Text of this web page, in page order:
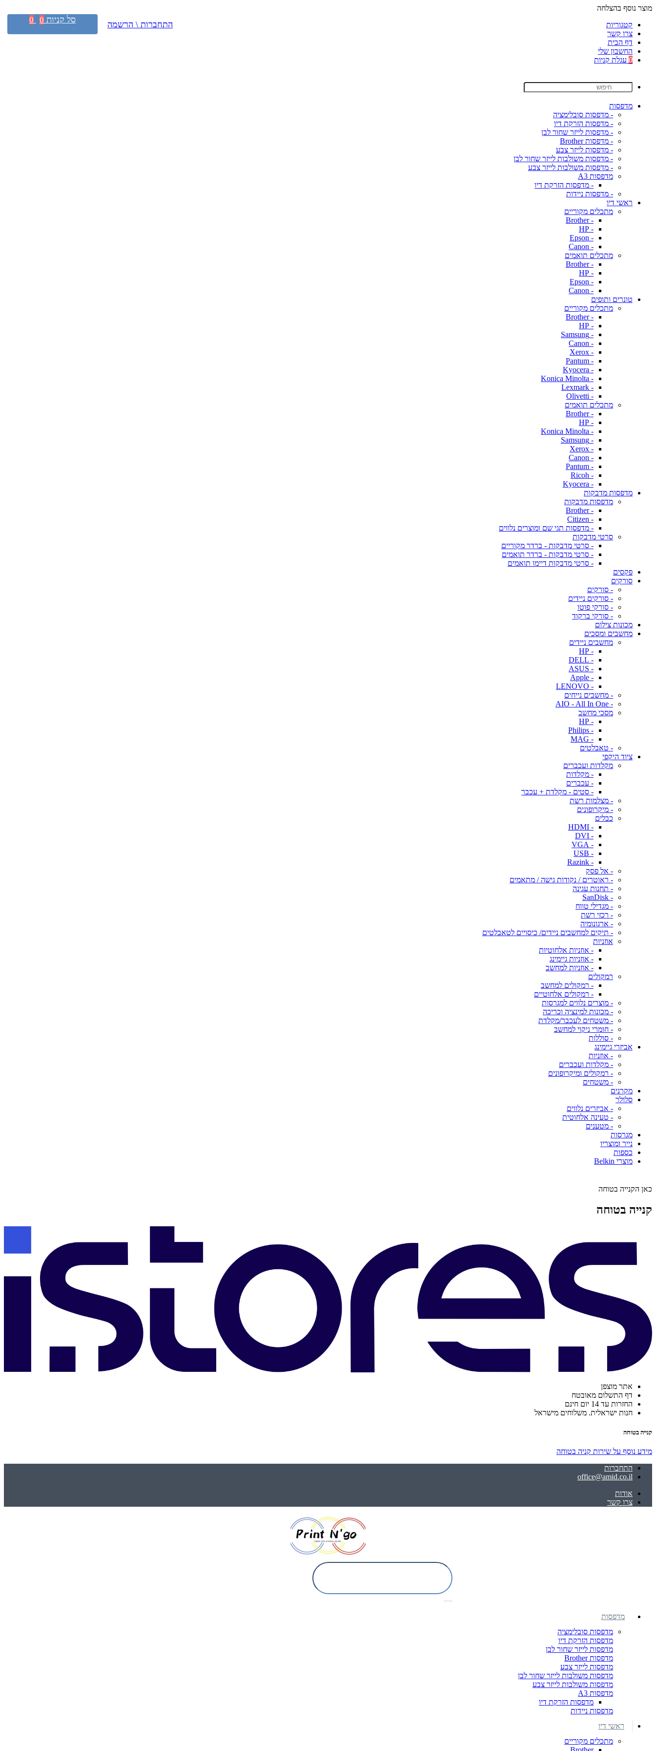
מוצר נוסף בהצלחה
קטגוריות
צרו קשר
דף הבית
החשבון שלי
0 עגלת קניות
מדפסות
- מדפסות סובלימציה
- מדפסות הזרקת דיו
- מדפסות לייזר שחור לבן
- מדפסות Brother
- מדפסות לייזר צבע
- מדפסות משולבות לייזר שחור לבן
- מדפסות משולבות לייזר צבע
מדפסות A3
- מדפסות הזרקת דיו
- מדפסות ניידות
ראשי דיו
מתכלים מקוריים
- Brother
- HP
- Epson
- Canon
מתכלים תואמים
- Brother
- HP
- Epson
- Canon
טונרים ותופים
מתכלים מקוריים
- Brother
- HP
- Samsung
- Canon
- Xerox
- Pantum
- Kyocera
- Konica Minolta
- Lexmark
- Olivetti
מתכלים תואמים
- Brother
- HP
- Konica Minolta
- Samsung
- Xerox
- Canon
- Pantum
- Ricoh
- Kyocera
מדפסות מדבקות
מדפסות מדבקות
- Brother
- Citizen
- מדפסות תגי שם ומוצרים נלווים
סרטי מדבקות
- סרטי מדבקות - ברדר מקוריים
- סרטי מדבקות - ברדר תואמים
- סרטי מדבקות דיימו תואמים
פקסים
סורקים
- סורקים
- סורקים ניידים
- סורקי פוטו
- סורקי ברקוד
מכונות צילום
מחשבים ומסכים
מחשבים ניידים
- HP
- DELL
- ASUS
- Apple
- LENOVO
- מחשבים נייחים
- AIO - All In One
מסכי מחשב
- HP
- Philips
- MAG
- טאבלטים
ציוד היקפי
מקלדות ועכברים
- מקלדות
- עכברים
- סטים - מקלדת + עכבר
- מצלמות רשת
- מיקרופונים
כבלים
- HDMI
- DVI
- VGA
- USB
- Razink
- אל פסק
- ראוטרים / נקודות גישה / מתאמים
- תחנות עגינה
- SanDisk
- מגדילי טווח
- רכזי רשת
- ארגונומיה
- תיקים למחשבים ניידים/ כיסויים לטאבלטים
אוזניות
- אוזניות אלחוטיות
- אוזניות גיימינג
- אוזניות למחשב
רמקולים
- רמקולים למחשב
- רמקולים אלחוטיים
- מוצרים נלווים למגרסות
- מכונות למינציה וכריכה
- משטחים לעכבר/מקלדת
- חומרי ניקוי למחשב
- סוללות
אביזרי גיימינג
- אוזניות
- מקלדות ועכברים
- רמקולים ומיקרופונים
- משטחים
מקרנים
סלולר
- אביזרים נלווים
- טעינה אלחוטית
- מטענים
מגרסות
נייר ומוצריו
כספות
מוצרי Belkin
כאן הקנייה בטוחה
קנייה בטוחה
אתר מוצפן
דף התשלום מאובטח
החזרות עד 14 יום חינם
חנות ישראלית. משלוחים מישראל
קנייה בטוחה
מידע נוסף על שירות קניה בטוחה
התחברות
office@amid.co.il
אודות
צרו קשר
התחברות \ הרשמה סל קניות 0
0
מדפסות
מדפסות סובלימציה
מדפסות הזרקת דיו
מדפסות לייזר שחור לבן
מדפסות Brother
מדפסות לייזר צבע
מדפסות משולבות לייזר שחור לבן
מדפסות משולבות לייזר צבע
מדפסות A3
מדפסות הזרקת דיו
מדפסות ניידות
ראשי דיו
מתכלים מקוריים